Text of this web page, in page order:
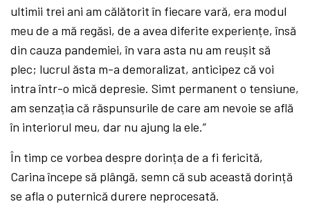
ultimii trei ani am călătorit în fiecare vară, era modul
meu de a mă regăsi, de a avea diferite experiențe, însă
din cauza pandemiei, în vara asta nu am reușit să
plec; lucrul ăsta m-a demoralizat, anticipez că voi
intra într-o mică depresie. Simt permanent o tensiune,
am senzația că răspunsurile de care am nevoie se află
în interiorul meu, dar nu ajung la ele.”
În timp ce vorbea despre dorința de a fi fericită,
Carina începe să plângă, semn că sub această dorință
se afla o puternică durere neprocesată.